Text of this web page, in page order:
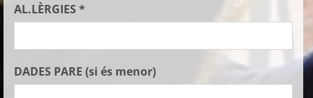
AL.LÈRGIES *
DADES PARE (si és menor)